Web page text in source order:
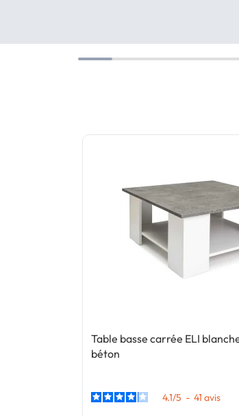
Table basse carrée ELI
béton
4.1/5 - 41 avis